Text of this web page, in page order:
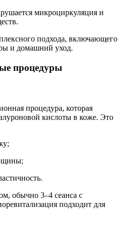
микроциркуляция и
подхода, включающего
и домашний уход.
процедуры
процедура, которая
кислоты в коже. Это
обычно 3–4 сеанса с
подходит для